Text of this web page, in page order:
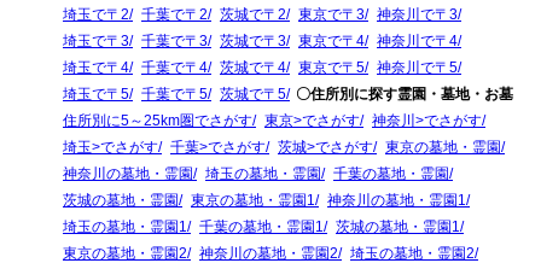
埼玉で〒2
千葉で〒2 茨城で〒2 東京で〒3
神奈川で〒3
埼玉で〒3
千葉で〒3 茨城で〒3 東京で〒4
神奈川で〒4
埼玉で〒4
千葉で〒4 茨城で〒4 東京で〒5
神奈川で〒5
埼玉で〒5
千葉で〒5 茨城で〒5
〇住所別に探す霊園・墓地・お墓
住所別に5～25km圏でさがす
東京>でさがす
神奈川>でさがす
埼玉>でさがす
千葉>でさがす 茨城>でさがす
東京の墓地・霊園
神奈川の墓地・霊園
埼玉の墓地・霊園
千葉の墓地・霊園
茨城の墓地・霊園
東京の墓地・霊園1
神奈川の墓地・霊園1
埼玉の墓地・霊園1
千葉の墓地・霊園1
茨城の墓地・霊園1
東京の墓地・霊園2
神奈川の墓地・霊園2
埼玉の墓地・霊園2